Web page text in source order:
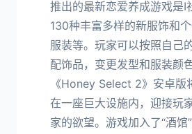
推出的最新恋爱养成游戏是
130种丰富多样的新服饰和
服装等。玩家可以按照自己
配饰品，变更发型和服装颜
《Honey Select 2》安卓
在一座巨大设施内，迎接玩
家的欲望。游戏加入了“酒馆